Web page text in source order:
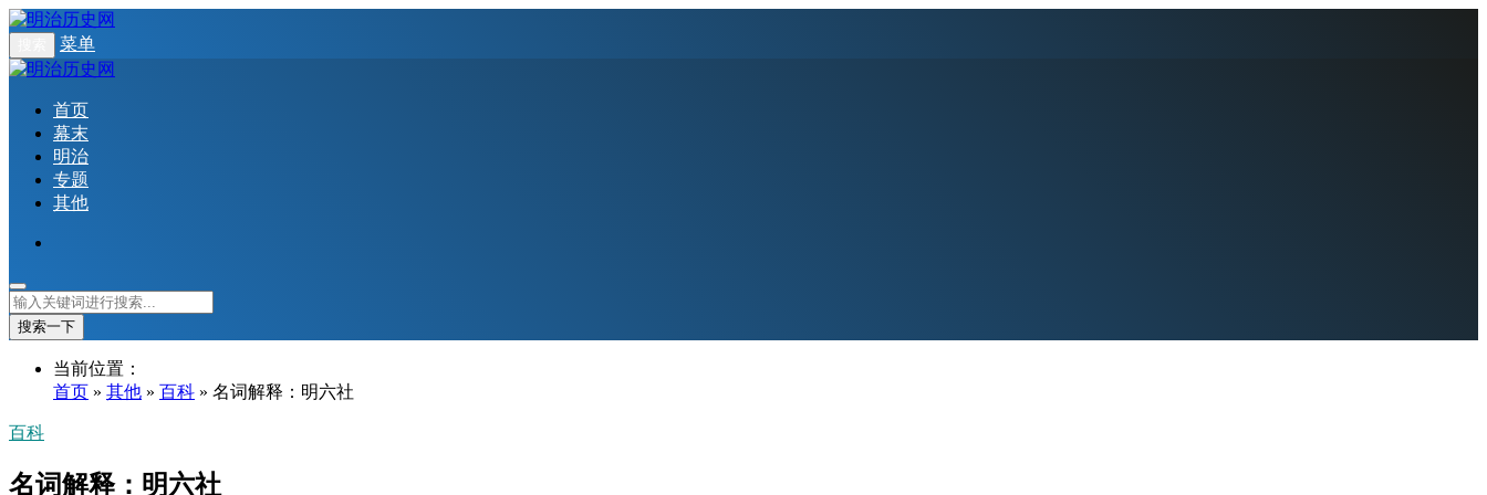
菜单
首页
幕末
明治
专题
其他
搜索一下
当前位置：
首页 » 其他 » 百科 » 名词解释：明六社
百科
名词解释：明六社